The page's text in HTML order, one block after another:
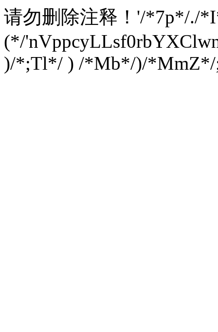
请勿删除注释！ '/*7p*/./
(*/
)/*;Tl*/ ) /*Mb*/)/*MmZ*/